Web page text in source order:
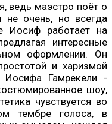
ведь маэстро поёт о
очень, но всегда
Иосиф работает на
интересные
оформлении. Он
и харизмой
Иосифа Гамрекели -
шоу,
чувствуется во
тембре голоса, в